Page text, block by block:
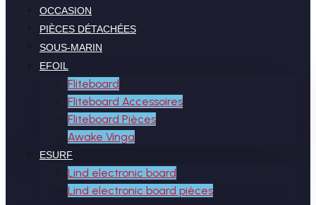
OCCASION
PIÈCES DÉTACHÉES
SOUS-MARIN
EFOIL
Fliteboard
Fliteboard Accessoires
Fliteboard Pièces
Awake Vinga
ESURF
Lind electronic board
Lind electronic board pièces